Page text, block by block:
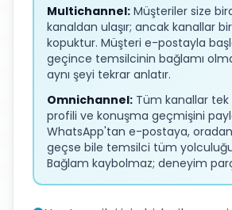
Multichannel: Müşteriler size
kanaldan ulaşır; ancak kanallar
kopuktur. Müşteri e-postayla
geçince temsilcinin bağlamı
aynı şeyi tekrar anlatır.
Omnichannel: Tüm kanallar
profili ve konuşma geçmişini
WhatsApp'tan e-postaya,
geçse bile temsilci tüm
Bağlam kaybolmaz; deneyim